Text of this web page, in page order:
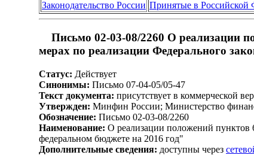
Законодательство России Принятые в Российской
Письмо 02-03-08/2260 О реализации
мерах по реализации Федерального
Статус: Действует
Синонимы: Письмо 07-04-05/05-47
Текст документа: присутствует в коммерческой
Утвержден: Минфин России; Министерство
Обозначение: Письмо 02-03-08/2260
Наименование: О реализации положений пунктов
федеральном бюджете на 2016 год"
Дополнительные сведения: доступны через